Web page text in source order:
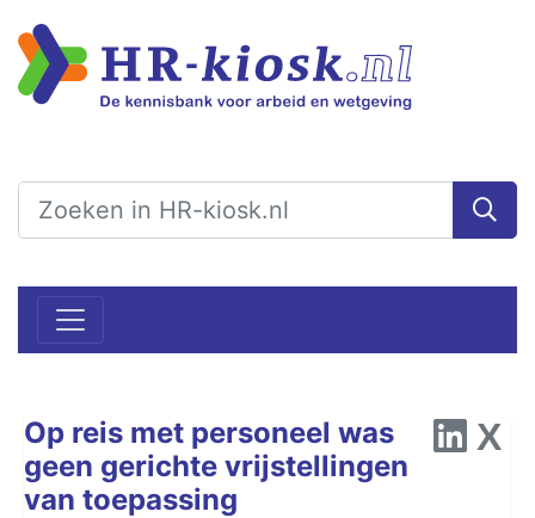
Op reis met personeel was
geen gerichte vrijstellingen
van toepassing